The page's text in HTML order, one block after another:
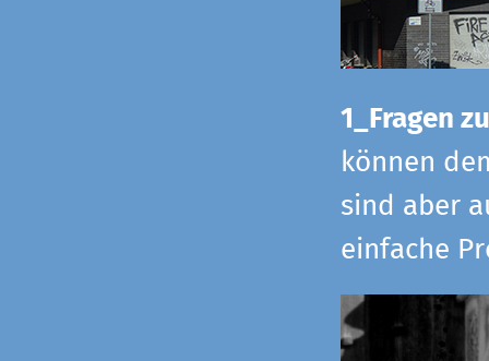
1_Fragen
können
sind aber
einfache